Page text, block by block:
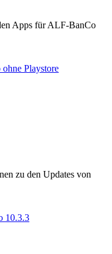
Apps für ALF-BanCo
Playstore
zu den Updates von
10.3.3